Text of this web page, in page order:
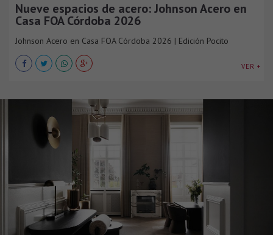
Nueve espacios de acero: Johnson Acero en
Casa FOA Córdoba 2026
Johnson Acero en Casa FOA Córdoba 2026 | Edición Pocito
VER +